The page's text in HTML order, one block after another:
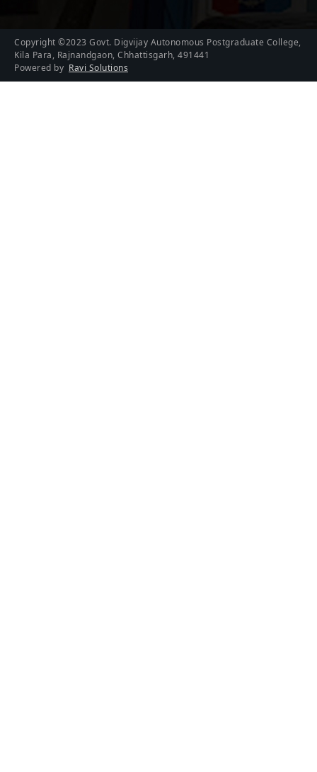
Copyright ©2023 Govt. Digvijay Autonomous Postgraduate College,
Kila Para, Rajnandgaon, Chhattisgarh, 491441
Powered by Ravi Solutions